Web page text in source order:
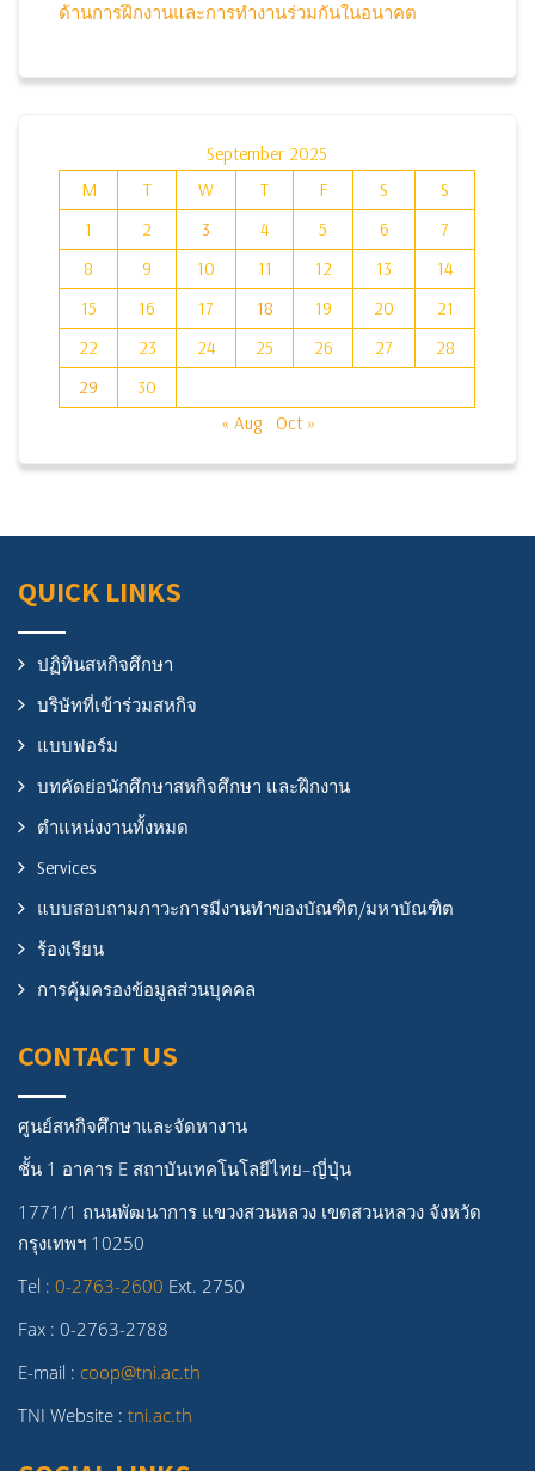
ด้านการฝึกงานและการทำงานร่วมกันในอนาคต
September 2025
M
T W T F S
S
1
2 3 4 5 6
7
8
9 10 11 12 13
14
15
16 17 18 19 20
21
22
23 24 25 26 27
28
29
30
« Aug
Oct »
QUICK LINKS
ปฏิทินสหกิจศึกษา
บริษัทที่เข้าร่วมสหกิจ
แบบฟอร์ม
บทคัดย่อนักศึกษาสหกิจศึกษา และฝึกงาน
ตำแหน่งงานทั้งหมด
Services
แบบสอบถามภาวะการมีงานทำของบัณฑิต/มหาบัณฑิต
ร้องเรียน
การคุ้มครองข้อมูลส่วนบุคคล
CONTACT US
ศูนย์สหกิจศึกษาและจัดหางาน
ชั้น 1 อาคาร E สถาบันเทคโนโลยีไทย–ญี่ปุ่น
1771/1 ถนนพัฒนาการ แขวงสวนหลวง เขตสวนหลวง จังหวัด
กรุงเทพฯ 10250
Tel : 0-2763-2600 Ext. 2750
Fax : 0-2763-2788
E-mail : coop@tni.ac.th
TNI Website : tni.ac.th